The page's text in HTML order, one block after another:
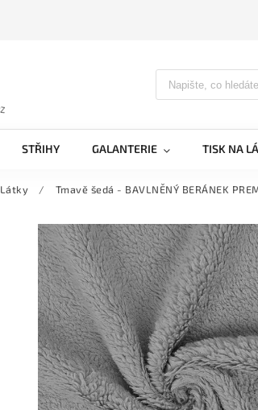
STŘIHY GALANTERIE TISK NA
Látky / Tmavě šedá - BAVLNĚNÝ BERÁNEK